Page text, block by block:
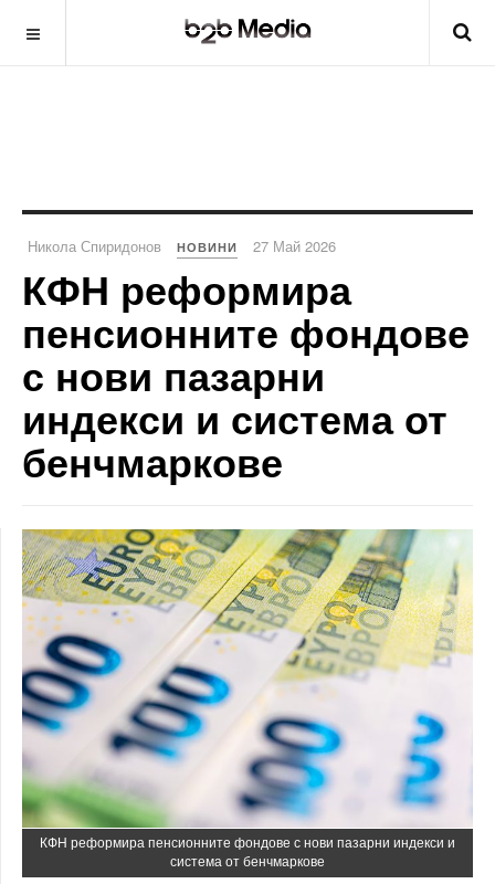
Никола Спиридонов НОВИНИ 27 Май 2026
КФН реформира
пенсионните фондове
с нови пазарни
индекси и система от
бенчмаркове
КФН реформира пенсионните фондове с нови пазарни индекси и
система от бенчмаркове